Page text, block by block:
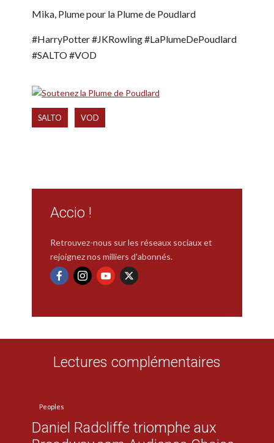
Mika, Plume pour la Plume de Poudlard
#HarryPotter #JKRowling #LaPlumeDePoudlard
#SALTO #VOD
SALTO VOD
Accio !
Retrouvez-nous sur les réseaux sociaux et
rejoignez nos milliers d'abonnés.
Lectures complémentaires
Peoples
Daniel Radcliffe triomphe aux